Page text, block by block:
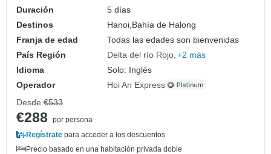
Duración
5 días
Destinos
Hanoi, Bahía de Halong
Franja de edad
Todas las edades son bienvenidas
País Región
Delta del río Rojo +2 más
Idioma
Solo: Inglés
Operador
Hoi An Express
Desde €533
€288
por persona
Regístrate para acceder a los descuentos
Precio basado en una habitación privada doble